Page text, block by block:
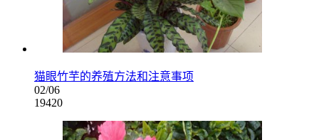
猫眼竹芋的养殖方法和注意事项
02/06
19420